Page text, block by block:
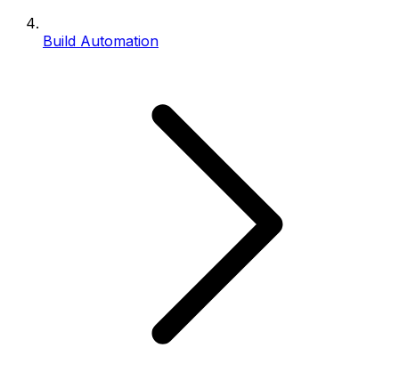
Build Automation